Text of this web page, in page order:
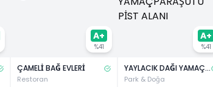
A+
%41
ÇAMELİ BAĞ EVLERİ
Restoran
A+
%41
YAYLACIK DAĞI YAMAÇPARAŞÜTÜ PİST ALANI
Park & Doğa